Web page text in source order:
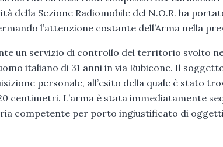
della Sezione Radiomobile del N.O.R. ha
l’attenzione costante dell’Arma nella
un servizio di controllo del territorio svolto
italiano di 31 anni in via Rubicone. Il
personale, all’esito della quale è stato
centimetri. L’arma è stata immediatamente
competente per porto ingiustificato di